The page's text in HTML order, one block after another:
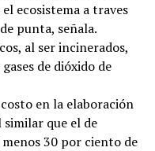
ecosistema a traves
punta, señala.
al ser incinerados,
de dióxido de
en la elaboración
que el de
30 por ciento de